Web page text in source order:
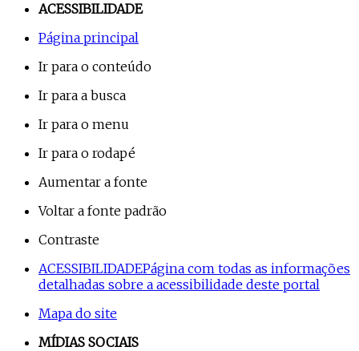
ACESSIBILIDADE
Página principal
Ir para o conteúdo
Ir para a busca
Ir para o menu
Ir para o rodapé
Aumentar a fonte
Voltar a fonte padrão
Contraste
ACESSIBILIDADEPágina com todas as informações
detalhadas sobre a acessibilidade deste portal
Mapa do site
MÍDIAS SOCIAIS